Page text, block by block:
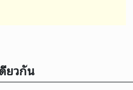
ยวกัน